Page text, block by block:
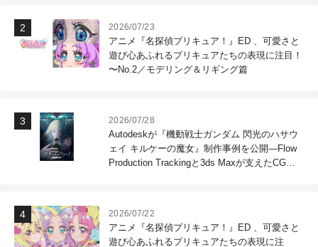
2026/07/23
アニメ『名探偵プリキュア！』ED 、可愛さと
遊び心あふれるプリキュアたちの表現に注目！
〜No.2／モデリング＆リギング篇
2026/07/28
Autodeskが『機動戦士ガンダム 閃光のハサウ
ェイ キルケーの魔女』制作事例を公開―Flow
Production Trackingと3ds Maxが支えたCG制
2026/07/22
アニメ『名探偵プリキュア！』ED 、可愛さと
遊び心あふれるプリキュアたちの表現に注